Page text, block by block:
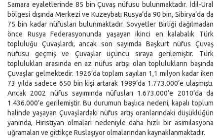
Samara eyaletlerinde 85 bin Çuvaş nüfusu bulunmaktadır. İdil-Ural
bölgesi dışında Merkezi ve Kuzeybatı Rusya’da 90 bin, Sibirya’da da
75 bin kadar nüfusları bulunmaktadır. Sovyetler Birliği dağılmadan
önce Rusya Federasyonunda yaşayan ikinci en kalabalık Türk
topluluğu Çuvaşlardı, ancak son sayımda Başkurt nüfus Çuvaş
nüfusu geçmiş ve Çuvaşlar üçüncü sıraya gerilemiştir. Türk
toplulukları arasında en az nüfus artışı olan toplulukların başında
Çuvaşlar gelmektedir. 1926’da toplam sayıları 1,1 milyon kadar iken
73 yılda sadece 650 bin kişi artarak 1989’da 1.773.000’e ulaşmıştı.
Ancak 2002 nüfus sayımında nüfusları 1.673.000’e 2010’da da
1.436.000’e gerilemiştir. Bu durumun başlıca nedeni, kapalı toplum
halinde yaşayan Çuvaşlardaki nüfus artış oranlarındaki düşüklüğün
yanında, Hıristiyan olmaları nedeniyle daha hızlı bir asimilasyona
uğramaları ve gittikçe Ruslaşıyor olmalarından kaynaklanmaktadır.